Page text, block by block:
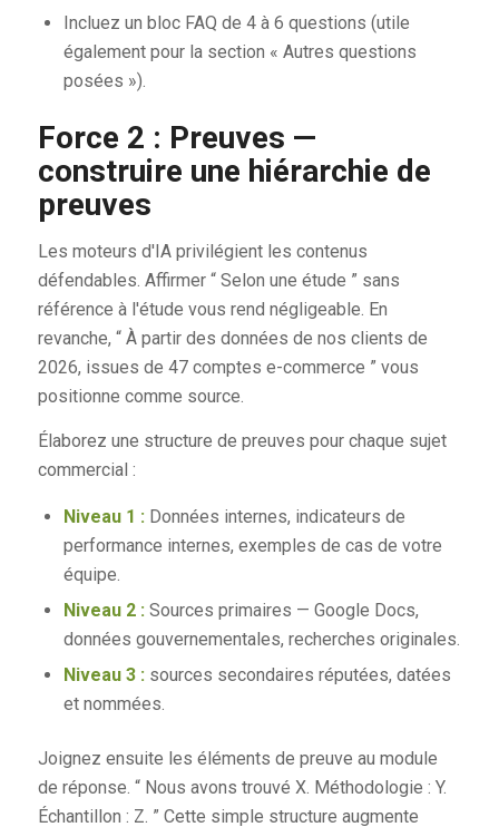
Incluez un bloc FAQ de 4 à 6 questions (utile
également pour la section « Autres questions
posées »).
Force 2 : Preuves —
construire une hiérarchie de
preuves
Les moteurs d'IA privilégient les contenus
défendables. Affirmer “ Selon une étude ” sans
référence à l'étude vous rend négligeable. En
revanche, “ À partir des données de nos clients de
2026, issues de 47 comptes e-commerce ” vous
positionne comme source.
Élaborez une structure de preuves pour chaque sujet
commercial :
Niveau 1 :Données internes, indicateurs de
performance internes, exemples de cas de votre
équipe.
Niveau 2 :Sources primaires — Google Docs,
données gouvernementales, recherches originales.
Niveau 3 :sources secondaires réputées, datées
et nommées.
Joignez ensuite les éléments de preuve au module
de réponse. “ Nous avons trouvé X. Méthodologie : Y.
Échantillon : Z. ” Cette simple structure augmente